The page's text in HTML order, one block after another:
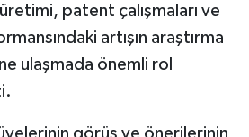
patent çalışmaları ve
artışın araştırma
ulaşmada önemli rol
görüş ve önerilerinin